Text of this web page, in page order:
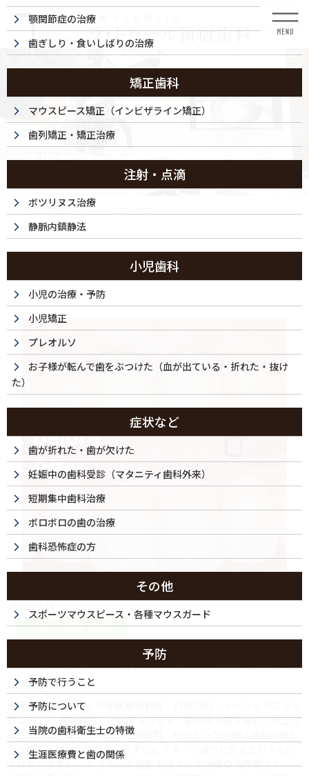
コ
テ
移
ナ
ゲ
ン
移
症例集
HOME 症例集 セラミック治療（前歯）
セラミック治療（前歯）
セラミック治療（前歯）
セラミック治療・30代（男性）｜前歯の色が気
になる
治療内容 セラミック治療 施術費用 ¥390,000（イーマックスクラ
ウン×３） 通院期間 ２か月 メリット 歯の色や形を美しく仕上げ
ることができます。 リスクと副作用 セラミック治療は自由診療と
なり健康保険対象外です。必ずしもイメージ通りになるというもの
ではありません。 セラミック治療 セラミック治療の治療例です。
顎関節症の治療
歯ぎしり・食いしばりの治療
矯正歯科
マウスピース矯正（インビザライン矯正）
歯列矯正・矯正治療
注射・点滴
ボツリヌス治療
静脈内鎮静法
小児歯科
小児の治療・予防
小児矯正
プレオルソ
お子様が転んで歯をぶつけた（血が出ている・折れた・抜け
た）
症状など
歯が折れた・歯が欠けた
妊娠中の歯科受診（マタニティ歯科外来）
短期集中歯科治療
ボロボロの歯の治療
歯科恐怖症の方
その他
スポーツマウスピース・各種マウスガード
予防
予防で行うこと
予防について
当院の歯科衛生士の特徴
生涯医療費と歯の関係